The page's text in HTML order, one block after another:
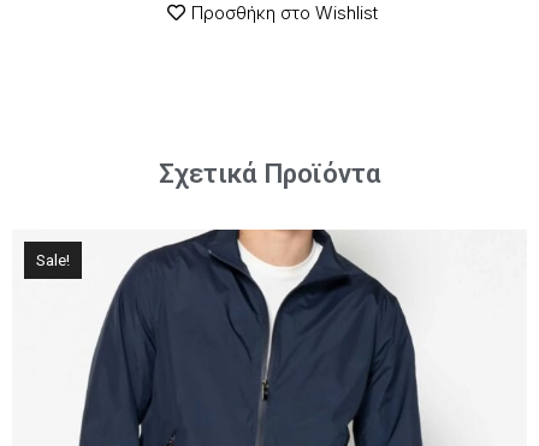
Προσθήκη στο Wishlist
Σχετικά Προϊόντα
Sale!